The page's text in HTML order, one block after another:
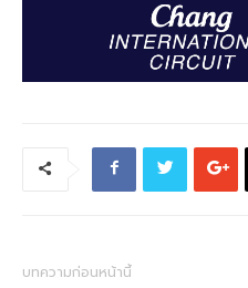
บทความก่อนหน้านี้